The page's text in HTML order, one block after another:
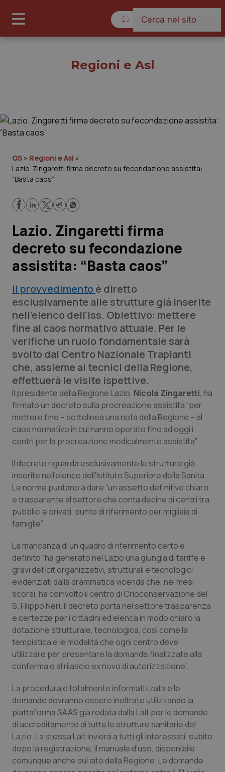
Governo e Parlamento
Regioni e Asl
Lavoro e Professioni
Scienza e Farmaci
Studi e Analisi
Lettere al direttore
Edizioni Regionali
QS Pro
Professionisti Sanitari.AI
Abruzzo
Basilicata
Calabria
Campania
Emilia-Romagna
Lazio
Liguria
Lombardia
Marche
Molise
Piemonte
Provincia Autonoma di Bolzano
Provincia Autonoma di Trento
QS Pro Gold
Artrite & artrosi
Asma & BPCO
Car-T
Colesterolo & coronaropatie
Diabete & glucometri
Disturbi dell’umore
Dolore
Donna & Salute
Epatiti
HIV
Infezioni & Febbre
Ipertensione & Scompenso
QS Club Newsletter
Regioni e Asl
QS » Regioni e Asl »
Lazio. Zingaretti firma decreto su fecondazione assistita:
“Basta caos”
Lazio. Zingaretti firma
decreto su fecondazione
assistita: “Basta caos”
Il provvedimento è diretto
esclusivamente alle strutture già inserite
nell'elenco dell'Iss. Obiettivo: mettere
fine al caos normativo attuale. Per le
verifiche un ruolo fondamentale sarà
svolto dal Centro Nazionale Trapianti
che, assieme ai tecnici della Regione,
effettuerà le visite ispettive.
Il presidente della Regione Lazio, Nicola Zingaretti, ha
firmato un decreto sulla procreazione assistita “per
mettere fine – sottolinea una nota della Regione – al
caos normativo in cui hanno operato fino ad oggi i
centri per la procreazione medicalmente assistita”.
Il decreto riguarda esclusivamente le strutture già
inserite nell’elenco dell’Istituto Superiore della Sanità.
Le norme puntano a dare “un assetto definitivo chiaro
e trasparente al settore che conta decine di centri tra
pubblici e privati, punto di riferimento per migliaia di
famiglie”.
La mancanza di un quadro di riferimento certo e
definito “ha generato nel Lazio una giungla di tariffe e
gravi deficit organizzativi, strutturali e tecnologici
evidenziati dalla drammatica vicenda che, nei mesi
scorsi, ha coinvolto il centro di Crioconservazione del
S. Filippo Neri. Il decreto porta nel settore trasparenza
e certezze per i cittadini ed elenca in modo chiaro la
dotazione strutturale, tecnologica, così come la
tempistica e le modalità che ogni centro deve
utilizzare per presentare la domande finalizzate alla
conferma o al rilascio ex novo di autorizzazione”.
La procedura è totalmente informatizzata e le
domande dovranno essere inoltrate utilizzando la
piattaforma SAAS già rodata dalla Lait per le domande
di accreditamento di tutte le strutture sanitarie del
Lazio. La stessa Lait invierà a tutti gli interessati, subito
dopo la registrazione, il manuale d’uso, disponibile
comunque anche sul sito della Regione. Le domande